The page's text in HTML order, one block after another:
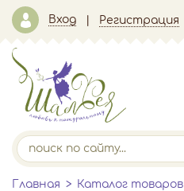
Вход Регистрация
Главная Каталог товаров